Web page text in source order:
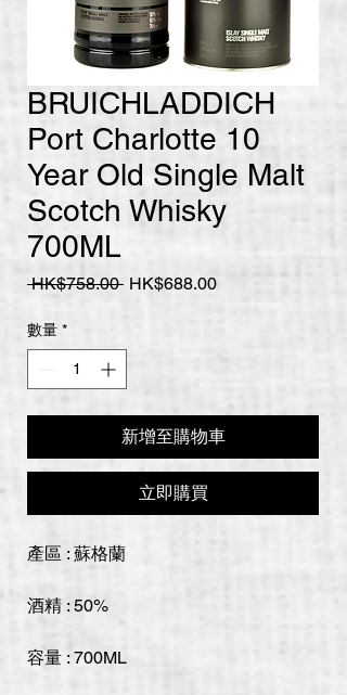
BRUICHLADDICH
Port Charlotte 10
Year Old Single Malt
Scotch Whisky
700ML
HK$758.00 一
格
HK$688.00促
數量 *
新增至購物車
立即購買
產區 : 蘇格蘭
酒精 : 50%
容量 : 700ML